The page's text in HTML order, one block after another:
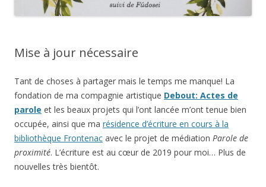
Mise à jour nécessaire
Tant de choses à partager mais le temps me manque! La
fondation de ma compagnie artistique Debout: Actes de
parole et les beaux projets qui l’ont lancée m’ont tenue bien
occupée, ainsi que ma résidence d’écriture en cours à la
bibliothèque Frontenac avec le projet de médiation Parole de
proximité. L’écriture est au cœur de 2019 pour moi… Plus de
nouvelles très bientôt.